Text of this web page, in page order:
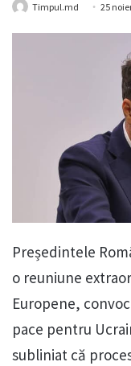
Timpul.md 25
Președintele
o reuniune
Europene,
pace pentru
subliniat că